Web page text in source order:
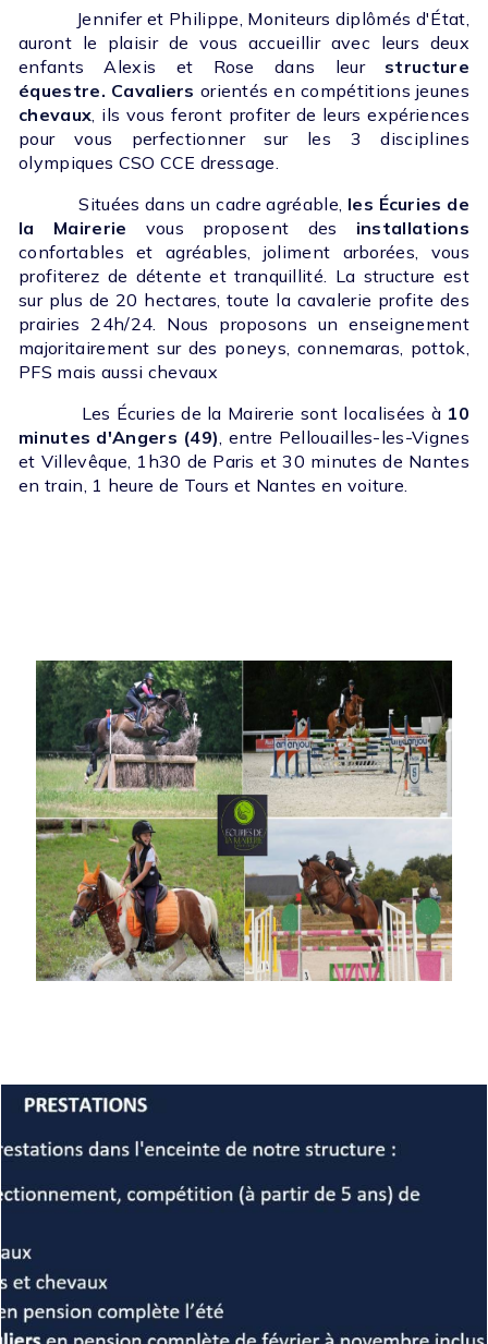
Jennifer et Philippe, Moniteurs diplômés d'État,
auront le plaisir de vous accueillir avec leurs deux
enfants Alexis et Rose dans leur structure
équestre. Cavaliers orientés en compétitions jeunes
chevaux, ils vous feront profiter de leurs expériences
pour vous perfectionner sur les 3 disciplines
olympiques CSO CCE dressage.
Situées dans un cadre agréable, les Écuries de
la Mairerie vous proposent des installations
confortables et agréables, joliment arborées, vous
profiterez de détente et tranquillité. La structure est
sur plus de 20 hectares, toute la cavalerie profite des
prairies 24h/24. Nous proposons un enseignement
majoritairement sur des poneys, connemaras, pottok,
PFS mais aussi chevaux
Les Écuries de la Mairerie sont localisées à 10
minutes d'Angers (49), entre Pellouailles-les-Vignes
et Villevêque, 1h30 de Paris et 30 minutes de Nantes
en train, 1 heure de Tours et Nantes en voiture.